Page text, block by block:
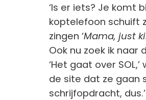
‘Is er iets? Je komt
koptelefoon schuift
zingen ‘Mama, just
Ook nu zoek ik naar
‘Het gaat over
de site dat ze gaan
schrijfopdracht, dus.’